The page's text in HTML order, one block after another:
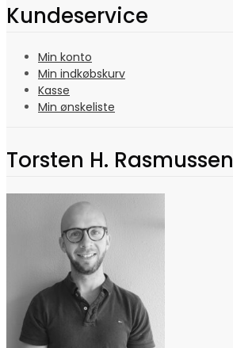
Kundeservice
Min konto
Min indkøbskurv
Kasse
Min ønskeliste
Torsten H. Rasmussen